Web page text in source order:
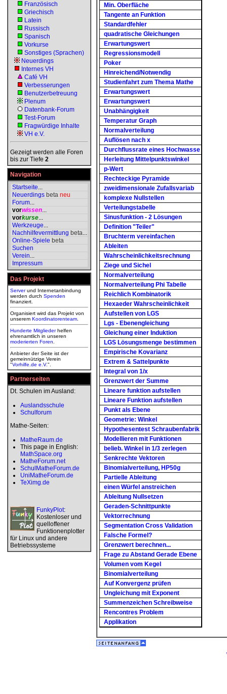
Französisch
Griechisch
Latein
Russisch
Spanisch
Vorkurse
Sonstiges (Sprachen)
Neuerdings
Internes VH
Café VH
Verbesserungen
Benutzerbetreuung
Plenum
Datenbank-Forum
Test-Forum
Fragwürdige Inhalte
VH e.V.
Gezeigt werden alle Foren
bis zur Tiefe 2
Navigation
Startseite...
Neuerdings beta neu
Forum...
vorwissen...
vorkurse...
Werkzeuge...
Nachhilfevermittlung beta...
Online-Spiele beta
Suchen
Verein...
Impressum
Das Projekt
Serverund Internetanbindung
werden durch Spenden
finanziert.
Organisiert wird das Projekt von
unserem Koordinatorenteam
Hunderte Mitgliederhelfen
ehrenamtlich in unseren
moderierten Foren
Anbieter der Seite ist der
gemeinnützige Verein
"Vorhilfe.de e.V.".
Partnerseiten
Dt. Schulen im Ausland:
Auslandsschule
Schulforum
Mathe-Seiten:
MatheRaum.de
This page in English:
MathSpace.org
MatheForum.net
SchulMatheForum.de
UniMatheForum.de
TeXimg.de
FunkyPlot:
Kostenloser und
quelloffener
Funktionenplotter
für Linux und andere
Betriebssysteme
Min. Oberfläche
Tangente an Funktion
Standardfehler
quadratische Gleichungen
Erwartungswert
Regressionsmodell
Poker
Hinreichend/Notwendig
Studienfahrt zum Thema Mathe
Erwartungswert
Erwartungswert
Unabhängigkeit
Temperatur Graph
Normalverteilung
Auflösen nach x
Durchflussrate eines Hochwasse
Herleitung Mittelpunktswinkel
p-Wert
Rechteckige Pyramide
zweidimensionale Zufallsvariab
komplexe Nullstellen
Verteilungstabelle
Sinusfunktion - 2 Lösungen
Definition "Teiler"
Bruchterm vereinfachen
Ableiten
Wahrscheinlichkeitsrechnung
Ziege und Sichel
Normalverteilung
Normalverteilung Phi Tabelle
Reichlich Kombinatorik
Hexaeder Wahrscheinlichkeit
Aufstellen von LGS
Lgs - Ebenengleichung
Gleichung einer Induktion
LGS Lösungsmenge bestimmen
Empirische Kovarianz
Extrem & Sattelpunkte
Integral von 1/x
Grenzwert der Summe
Lineare funktion aufstellen
Lineare Funktion aufstellen
Punkt als Ebene
Geometrie: Winkel
Hypothesentest Schraubenfabrik
Modellieren mit Funktionen
belieb. Winkel in 1/3 zerlegen
Senkrechte Vektoren
Binomialverteilung, HP50g
Partielle Ableitung
einen Würfel anstreichen
Ableitung Nullsetzen
Geraden-Schnittpunkte
Vektorrechnung
Segmentation Cross Validation
Falsche Formel?
Grenzwert berechnen...
Frage zu Abstand Gerade Ebene
Volumen vom Kegel
Binomialverteilung
Auf Konvergenz prüfen
Ungleichung mit Exponent
Summenzeichen Schreibweise
Rencontres Problem
Applikation